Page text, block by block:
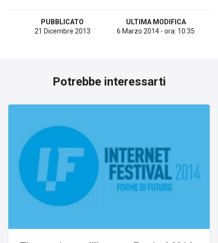
PUBBLICATO
21 Dicembre 2013
ULTIMA MODIFICA
6 Marzo 2014 - ora: 10:35
Potrebbe interessarti